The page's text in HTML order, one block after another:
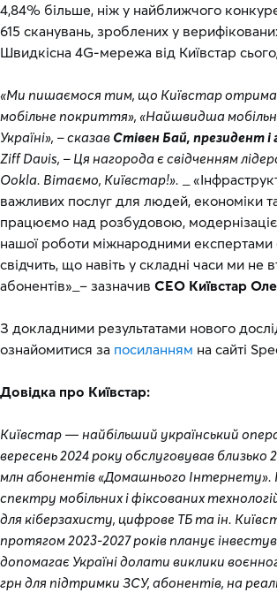
4,84% більше, ніж у найближчого
615 сканувань, зроблених у
Швидкісна 4G-мережа від Київстар
«Ми пишаємося тим, що Київстар
мобільне покриття», «Найшвидша
Україні», – сказав Стівен Бай, президент
Ziff Davis, – Ця нагорода є свідченням
Ookla. Вітаємо, Київстар!». _
важливих послуг для людей, економіки
працюємо над розбудовою,
нашої роботи міжнародними
свідчить, що навіть у складні часи ми
абонентів»_– зазначив СЕО Київстар
З докладними результатами нового
ознайомитися за посиланням на сайті
Довідка про Київстар:
Київстар — найбільший український
вересень 2024 року обслуговував близько
млн абонентів «Домашнього
спектру мобільних і фіксованих
для кіберзахисту, цифрове ТБ та ін.
протягом 2023-2027 років планує
допомагає Україні долати виклики
грн для підтримки ЗСУ, абонентів, на